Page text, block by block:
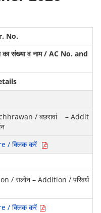
No.
का संख्या व नाम / AC No. and
/ बछरावां – Addit
/ क्लिक करें
/ सलोन – Addition / परिवर्ध
/ क्लिक करें